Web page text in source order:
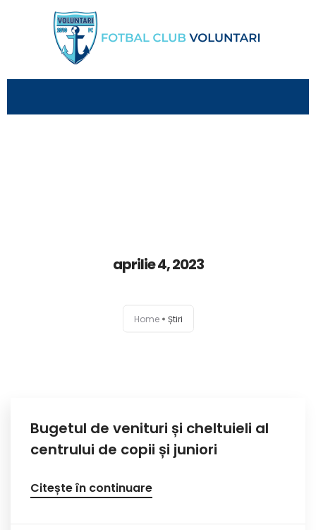
aprilie 4, 2023
Home Știri
Bugetul de venituri și cheltuieli al
centrului de copii și juniori
Citește în continuare